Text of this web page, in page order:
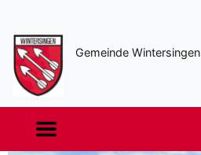
Gemeinde Wintersingen
Navigation